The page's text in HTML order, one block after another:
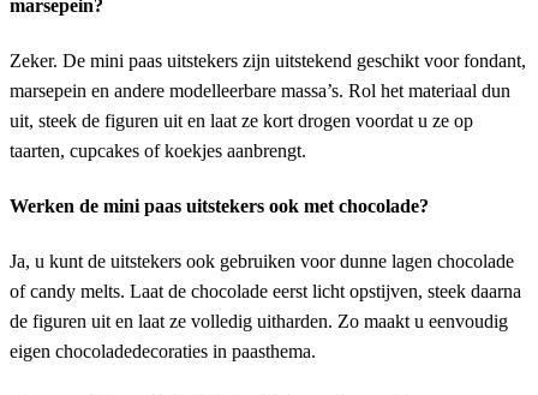
marsepein?
Zeker. De mini paas uitstekers zijn uitstekend geschikt voor fondant,
marsepein en andere modelleerbare massa’s. Rol het materiaal dun
uit, steek de figuren uit en laat ze kort drogen voordat u ze op
taarten, cupcakes of koekjes aanbrengt.
Werken de mini paas uitstekers ook met chocolade?
Ja, u kunt de uitstekers ook gebruiken voor dunne lagen chocolade
of candy melts. Laat de chocolade eerst licht opstijven, steek daarna
de figuren uit en laat ze volledig uitharden. Zo maakt u eenvoudig
eigen chocoladedecoraties in paasthema.